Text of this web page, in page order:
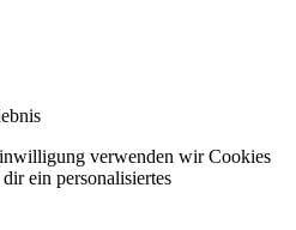
verwenden wir Cookies
ein personalisiertes